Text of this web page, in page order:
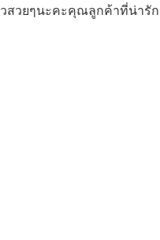
วยๆนะคะคุณลูกค้าที่น่ารัก